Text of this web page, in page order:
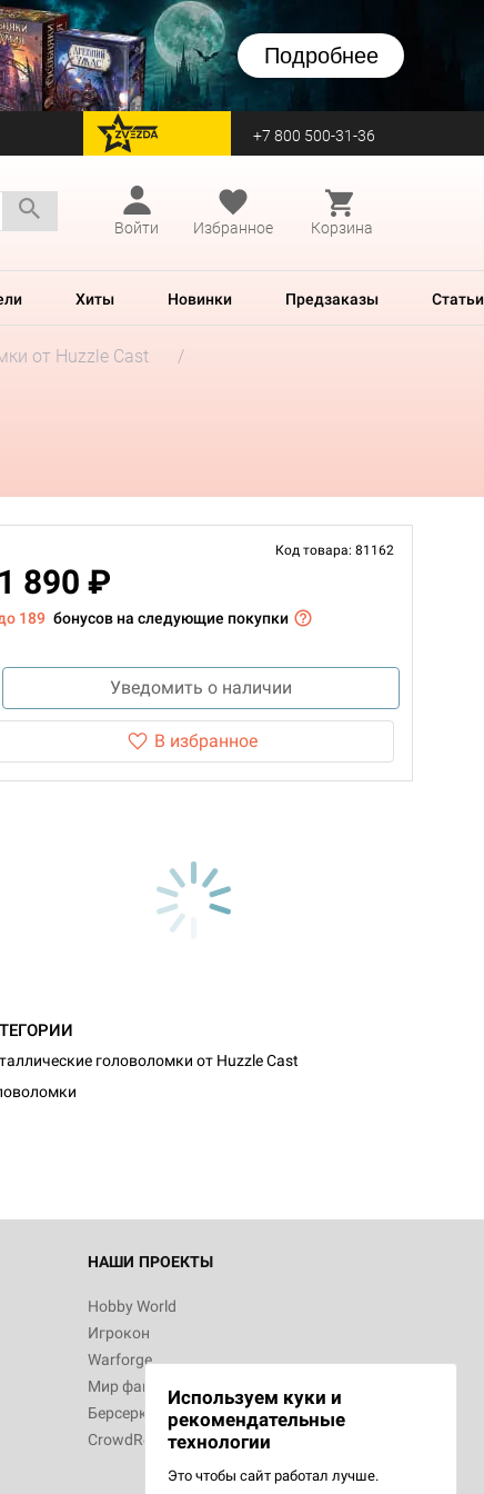
Подробнее
перейти на Zvezda +7 800 500-31-36
Войти
Избранное Корзина
Хиты Новинки Предзаказы Статьи
от Huzzle Cast
Код товара: 81162
1 890 ₽
189 бонусов на следующие покупки
Уведомить о наличии
В избранное
головоломки от Huzzle Cast
НАШИ ПРОЕКТЫ
Hobby World
Игрокон
Warforge
Мир фантастики
Берсерк
CrowdRepublic
Используем куки и
рекомендательные
технологии
Это чтобы сайт работал лучше.